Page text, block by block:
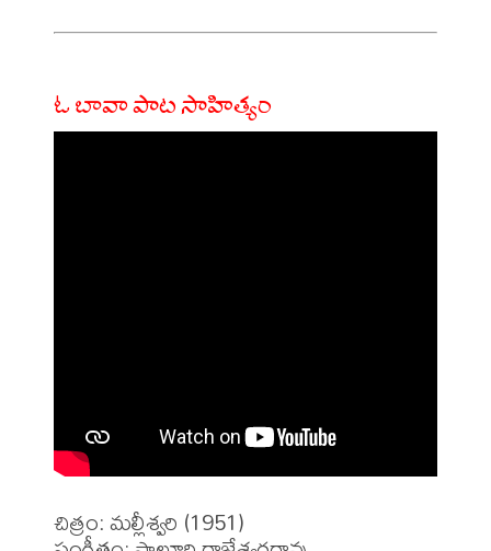
ఓ బావా పాట సాహిత్యం
చిత్రం: మల్లీశ్వరి (1951)